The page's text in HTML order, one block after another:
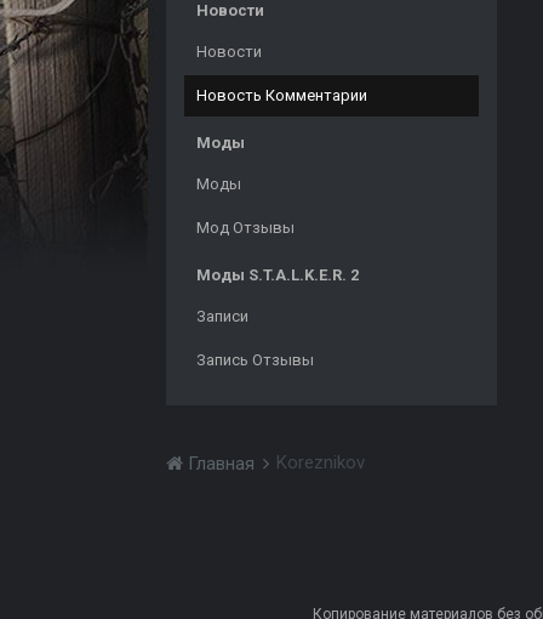
Новости
Новости
Новость Комментарии
Моды
Моды
Мод Отзывы
Моды S.T.A.L.K.E.R. 2
Записи
Запись Отзывы
Главная Koreznikov
Копирование материалов без